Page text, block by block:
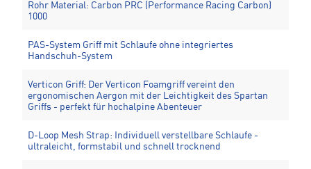
Rohr Material: Carbon PRC (Performance Racing Carbon)
1000
PAS-System Griff mit Schlaufe ohne integriertes
Handschuh-System
Verticon Griff: Der Verticon Foamgriff vereint den
ergonomischen Aergon mit der Leichtigkeit des Spartan
Griffs - perfekt für hochalpine Abenteuer
D-Loop Mesh Strap: Individuell verstellbare Schlaufe -
ultraleicht, formstabil und schnell trocknend